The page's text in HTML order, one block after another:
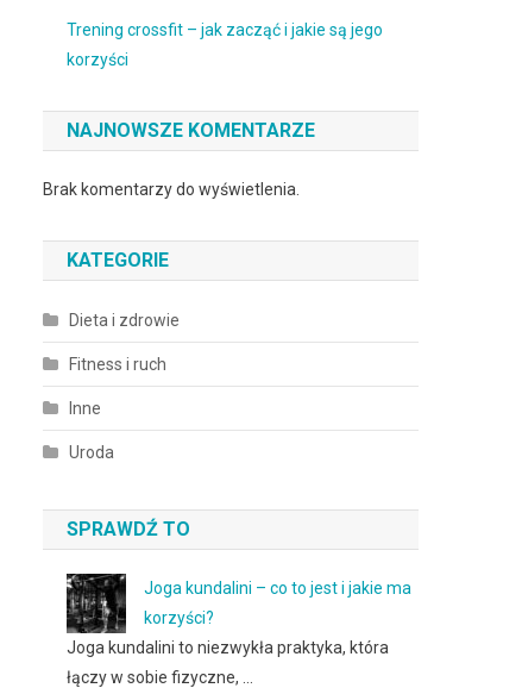
Trening crossfit – jak zacząć i jakie są jego
korzyści
NAJNOWSZE KOMENTARZE
Brak komentarzy do wyświetlenia.
KATEGORIE
Dieta i zdrowie
Fitness i ruch
Inne
Uroda
SPRAWDŹ TO
Joga kundalini – co to jest i jakie ma
korzyści?
Joga kundalini to niezwykła praktyka, która
łączy w sobie fizyczne, …